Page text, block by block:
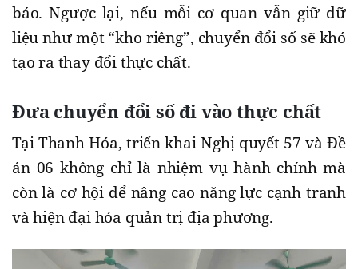
báo. Ngược lại, nếu mỗi cơ quan vẫn giữ dữ
liệu như một “kho riêng”, chuyển đổi số sẽ khó
tạo ra thay đổi thực chất.
Đưa chuyển đổi số đi vào thực chất
Tại Thanh Hóa, triển khai Nghị quyết 57 và Đề
án 06 không chỉ là nhiệm vụ hành chính mà
còn là cơ hội để nâng cao năng lực cạnh tranh
và hiện đại hóa quản trị địa phương.